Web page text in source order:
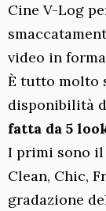
Cine V-Log
video in
È tutto molto
disponibilità
fatta da 5
I primi sono
Clean, Chic,
gradazione